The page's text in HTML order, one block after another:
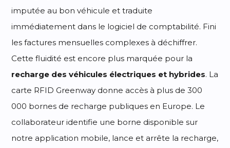
imputée au bon véhicule et traduite
immédiatement dans le logiciel de comptabilité. Fini
les factures mensuelles complexes à déchiffrer.
Cette fluidité est encore plus marquée pour la
recharge des véhicules électriques et hybrides. La
carte RFID Greenway donne accès à plus de 300
000 bornes de recharge publiques en Europe. Le
collaborateur identifie une borne disponible sur
notre application mobile, lance et arrête la recharge,